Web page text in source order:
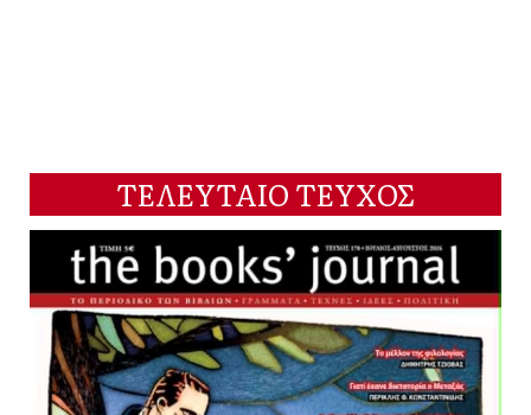
ΤΕΛΕΥΤΑΙΟ ΤΕΥΧΟΣ